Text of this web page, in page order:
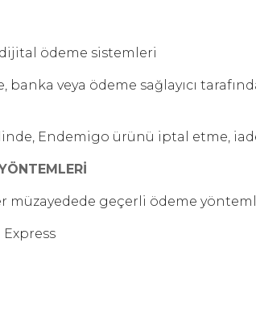
ödeme sistemleri
banka veya ödeme sağlayıcı
Endemigo ürünü iptal etme,
müzayedede geçerli ödeme
Express